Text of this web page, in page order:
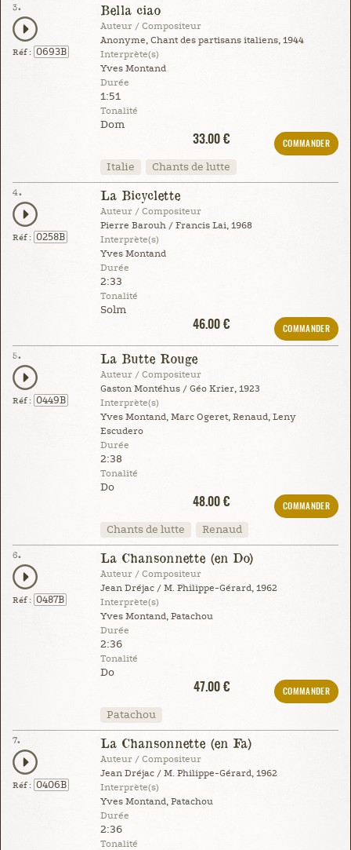
3.
Réf : 0693B
Bella ciao
Auteur / Compositeur
Anonyme, Chant des partisans italiens, 1944
Interprète(s)
Yves Montand
Durée
1:51
Tonalité
Dom
33.00 €
COMMANDER
Italie Chants de lutte
4.
Réf : 0258B
La Bicyclette
Auteur / Compositeur
Pierre Barouh / Francis Lai, 1968
Interprète(s)
Yves Montand
Durée
2:33
Tonalité
Solm
46.00 €
COMMANDER
5.
Réf : 0449B
La Butte Rouge
Auteur / Compositeur
Gaston Montéhus / Géo Krier, 1923
Interprète(s)
Yves Montand, Marc Ogeret, Renaud, Leny
Escudero
Durée
2:38
Tonalité
Do
48.00 €
COMMANDER
Chants de lutte Renaud
6.
Réf : 0487B
La Chansonnette (en Do)
Auteur / Compositeur
Jean Dréjac / M. Philippe-Gérard, 1962
Interprète(s)
Yves Montand, Patachou
Durée
2:36
Tonalité
Do
47.00 €
COMMANDER
Patachou
7.
Réf : 0406B
La Chansonnette (en Fa)
Auteur / Compositeur
Jean Dréjac / M. Philippe-Gérard, 1962
Interprète(s)
Yves Montand, Patachou
Durée
2:36
Tonalité